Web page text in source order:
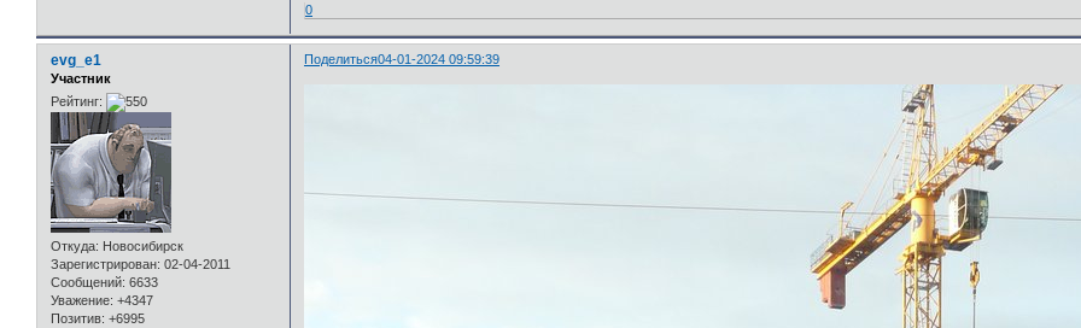
0
Поделиться04-01-2024 09:59:39
evg_e1
Участник
Рейтинг:
Откуда: Новосибирск
Зарегистрирован: 02-04-2011
Сообщений: 6633
Уважение: +4347
Позитив: +6995